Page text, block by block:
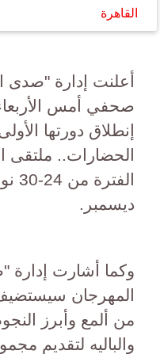
القاهرة
أعلنت إدارة "صدى
إنطلاق دورتها
الحضارات.. ملتقى
ديسمبر.
وكما أشارت إدارة
المهرجان
من ألمع وأبرز
والباليه لتقديم